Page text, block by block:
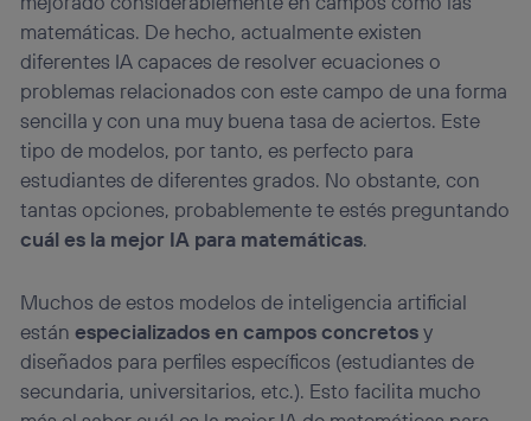
matemáticas. De hecho, actualmente existen
diferentes IA capaces de resolver ecuaciones o
problemas relacionados con este campo de una forma
sencilla y con una muy buena tasa de aciertos. Este
tipo de modelos, por tanto, es perfecto para
estudiantes de diferentes grados. No obstante, con
tantas opciones, probablemente te estés preguntando
cuál es la mejor IA para matemáticas.
Muchos de estos modelos de inteligencia artificial
estánespecializados en campos concretosy
diseñados para perfiles específicos (estudiantes de
secundaria, universitarios, etc.). Esto facilita mucho